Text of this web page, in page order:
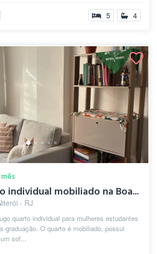
5 4
individual mobiliado na Boa...
- RJ
quarto individual para mulheres estudantes
graduação. O quarto é mobiliado, possui
sof...